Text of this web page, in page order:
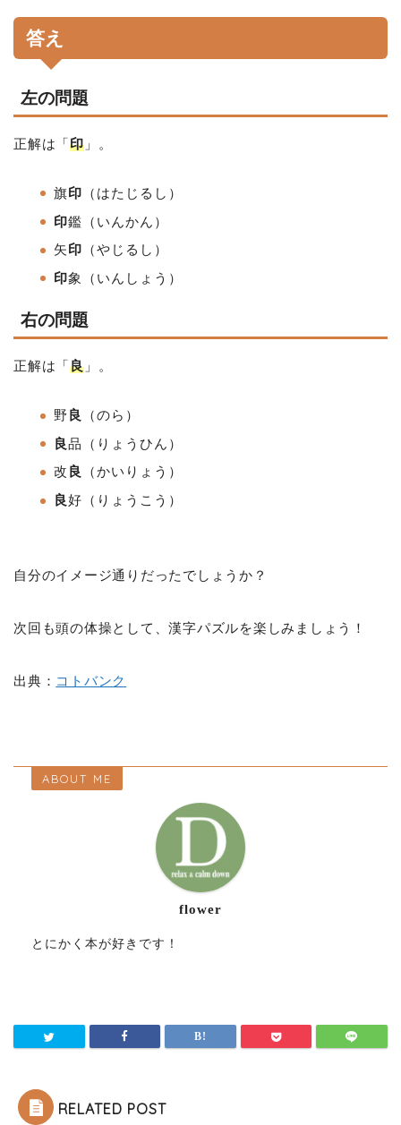
答え
左の問題
正解は「印」。
旗印 （はたじるし）
印鑑（いんかん）
矢印 （やじるし）
印象（いんしょう）
右の問題
正解は「良」。
野良
（のら）
良品（りょうひん）
改 良
（かいりょう）
良好（りょうこう）
自分のイメージ通りだったでしょうか？
次回も頭の体操として、漢字パズルを楽しみましょう！
出典： コトバンク
ABOUT ME
flower
とにかく本が好きです！
RELATED POST